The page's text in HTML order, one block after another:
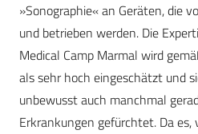
»Sonographie« an Geräten, die
und betrieben werden. Die
Medical Camp Marmal wird
als sehr hoch eingeschätzt und
unbewusst auch manchmal
Erkrankungen gefürchtet. Da